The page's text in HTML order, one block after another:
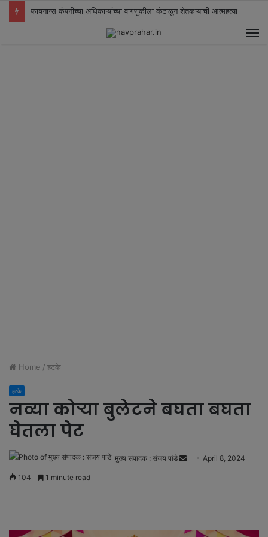
फायनान्स कंपनीच्या अधिकाऱ्यांच्या वागणुकीला कंटाळून शेतकऱ्याची आत्महत्या
Home / हटके
हटके
नव्या कोऱ्या बुलेटने बघता बघता
घेतला पेट
मुख्य संपादक : संजय पांडे
n
April 8, 2024
104 1 minute read